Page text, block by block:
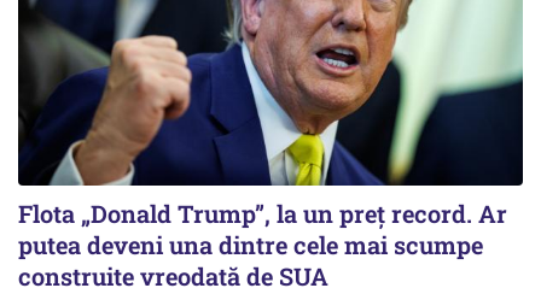
Flota „Donald Trump”, la un preț record. Ar
putea deveni una dintre cele mai scumpe
construite vreodată de SUA